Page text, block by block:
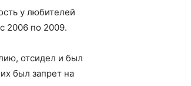
у любителей
2006 по 2009.
отсидел и был
был запрет на